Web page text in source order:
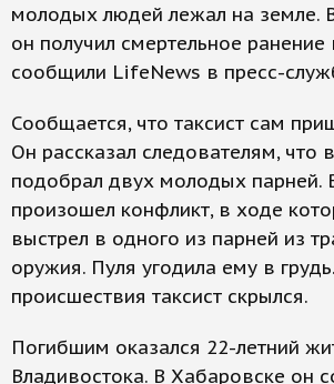
молодых людей лежал на земле.
он получил смертельное ранение
сообщили LifeNews в пресс-
Сообщается, что таксист сам
Он рассказал следователям, что
подобрал двух молодых парней.
произошел конфликт, в ходе
выстрел в одного из парней из
оружия. Пуля угодила ему в
происшествия таксист скрылся.
Погибшим оказался 22-летний
Владивостока. В Хабаровске он